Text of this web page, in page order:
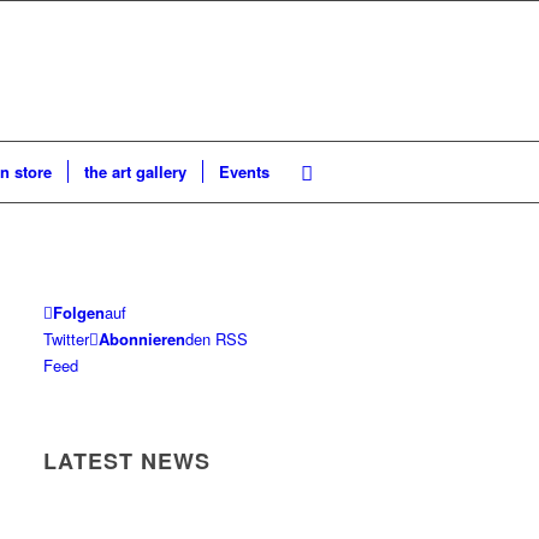
store the art gallery Events
Folgenauf
Twitter Abonnierenden RSS
Feed
LATEST NEWS